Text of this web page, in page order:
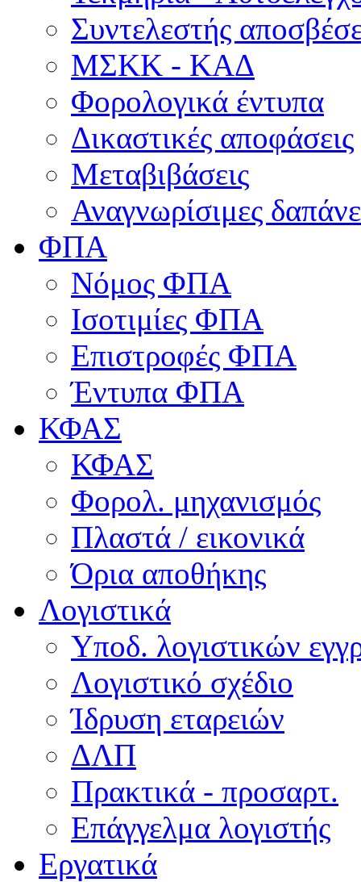
Συντελεστής
ΜΣKΚ - ΚΑΔ
Φορολογικά έντυπα
Δικαστικές αποφάσεις
Μεταβιβάσεις
Αναγνωρίσιμες
ΦΠΑ
Νόμος ΦΠΑ
Ισοτιμίες ΦΠΑ
Επιστροφές ΦΠΑ
Έντυπα ΦΠΑ
ΚΦΑΣ
ΚΦΑΣ
Φορολ. μηχανισμός
Πλαστά / εικονικά
Όρια αποθήκης
Λογιστικά
Υποδ. λογιστικών
Λογιστικό σχέδιο
Ίδρυση εταρειών
ΔΛΠ
Πρακτικά - προσαρτ.
Επάγγελμα λογιστής
Εργατικά